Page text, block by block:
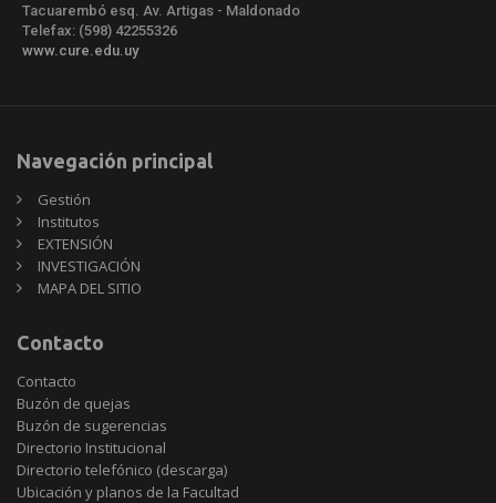
Tacuarembó esq. Av. Artigas - Maldonado
Telefax: (598) 42255326
www.cure.edu.uy
Navegación principal
Gestión
Institutos
EXTENSIÓN
INVESTIGACIÓN
MAPA DEL SITIO
Contacto
Contacto
Buzón de quejas
Buzón de sugerencias
Directorio Institucional
Directorio telefónico (descarga)
Ubicación y planos de la Facultad